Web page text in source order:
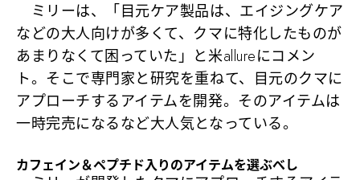
ミリーは、「目元ケア製品は、エイジングケア
などの大人向けが多くて、クマに特化したものが
あまりなくて困っていた」と米allureにコメン
ト。そこで専門家と研究を重ねて、目元のクマに
アプローチするアイテムを開発。そのアイテムは
一時完売になるなど大人気となっている。
カフェイン＆ペプチド入りのアイテムを選ぶべし